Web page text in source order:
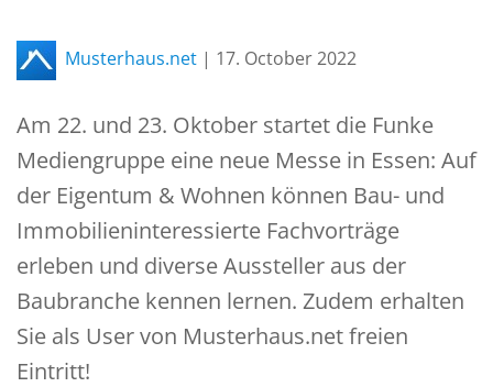
Musterhaus.net | 17. October 2022
Am 22. und 23. Oktober startet die Funke
Mediengruppe eine neue Messe in Essen: Auf
der Eigentum & Wohnen können Bau- und
Immobilieninteressierte Fachvorträge
erleben und diverse Aussteller aus der
Baubranche kennen lernen. Zudem erhalten
Sie als User von Musterhaus.net freien
Eintritt!